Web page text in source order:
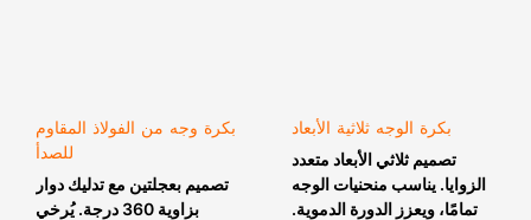
بكرة وجه من الفولاذ المقاوم
للصدأ
تصميم بعجلتين مع تدليك دوار
بزاوية 360 درجة. يُرخي
بكرة الوجه ثلاثية الأبعاد
تصميم ثلاثي الأبعاد متعدد
الزوايا. يناسب منحنيات الوجه
تمامًا، ويعزز الدورة الدموية.